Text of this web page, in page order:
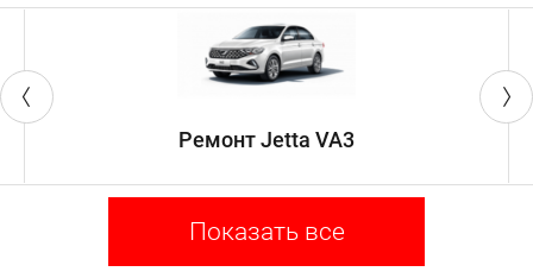
Ремонт Jetta VA3
Показать все